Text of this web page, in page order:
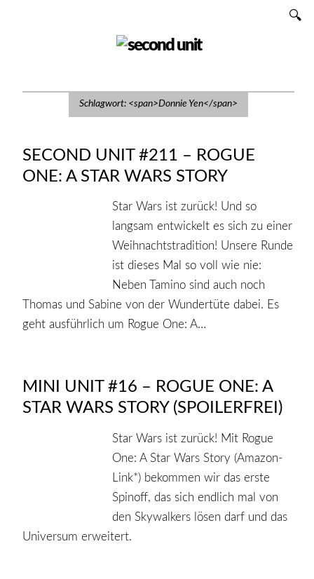
Schlagwort: <span>Donnie Yen</span>
SECOND UNIT #211 – ROGUE
ONE: A STAR WARS STORY
Star Wars ist zurück! Und so
langsam entwickelt es sich zu einer
Weihnachtstradition! Unsere Runde
ist dieses Mal so voll wie nie:
Neben Tamino sind auch noch
Thomas und Sabine von der Wundertüte dabei. Es
geht ausführlich um Rogue One: A…
MINI UNIT #16 – ROGUE ONE: A
STAR WARS STORY (SPOILERFREI)
Star Wars ist zurück! Mit Rogue
One: A Star Wars Story (Amazon-
Link*) bekommen wir das erste
Spinoff, das sich endlich mal von
den Skywalkers lösen darf und das
Universum erweitert.